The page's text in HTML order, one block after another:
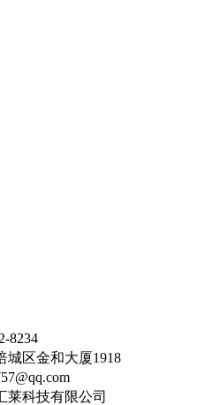
8234
城区金和大厦1918
莱科技有限公司